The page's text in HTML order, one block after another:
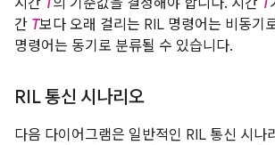
시간 T의 기준값을 결정해야 합니다. 시간 T
간 T보다 오래 걸리는 RIL 명령어는 비동기
명령어는 동기로 분류될 수 있습니다.
RIL 통신 시나리오
다음 다이어그램은 일반적인 RIL 통신 시나